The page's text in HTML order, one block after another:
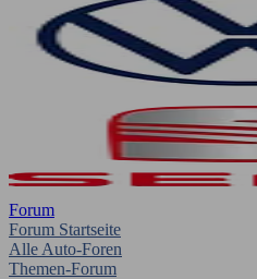
Forum
Forum Startseite
Alle Auto-Foren
Themen-Forum